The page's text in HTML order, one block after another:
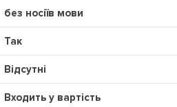
без ноcіїв мови
Так
Відсутні
Входить у вартість